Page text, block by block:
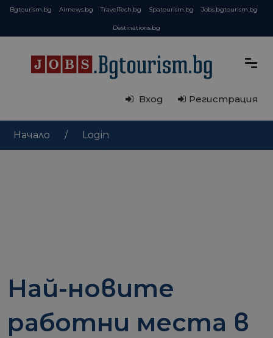
Bgtourism.bg Airnews.bg TravelTech.bg Spatourism.bg Jobs.bgtourism.bg
Destinations.bg
Вход Регистрация
Начало Login
Най-новите
работни места в